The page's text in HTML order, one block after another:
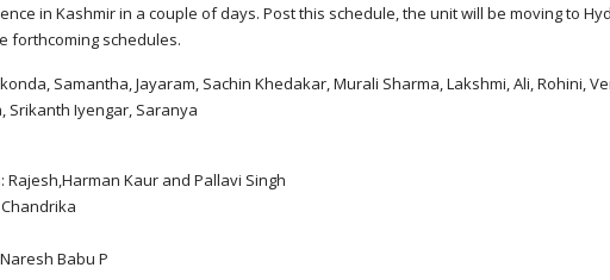
in Kashmir in a couple of days. Post this schedule, the unit will be moving to
forthcoming schedules.
Samantha, Jayaram, Sachin Khedakar, Murali Sharma, Lakshmi, Ali, Rohini,
Srikanth Iyengar, Saranya
Rajesh,Harman Kaur and Pallavi Singh
Babu P